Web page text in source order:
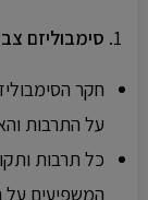
סימבוליזם
חקר
על התרבות
כל תרבות
המשפיעים על